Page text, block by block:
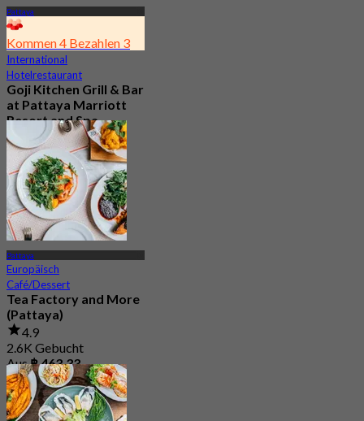
Pattaya
Kommen 4 Bezahlen 3
International
Hotelrestaurant
Goji Kitchen Grill & Bar
at Pattaya Marriott
Resort and Spa
(Pattaya)
4.2
1.1K Gebucht
Aus฿ 1,266
Pattaya
Europäisch
Café/Dessert
Tea Factory and More
(Pattaya)
4.9
2.6K Gebucht
Aus฿ 463.33